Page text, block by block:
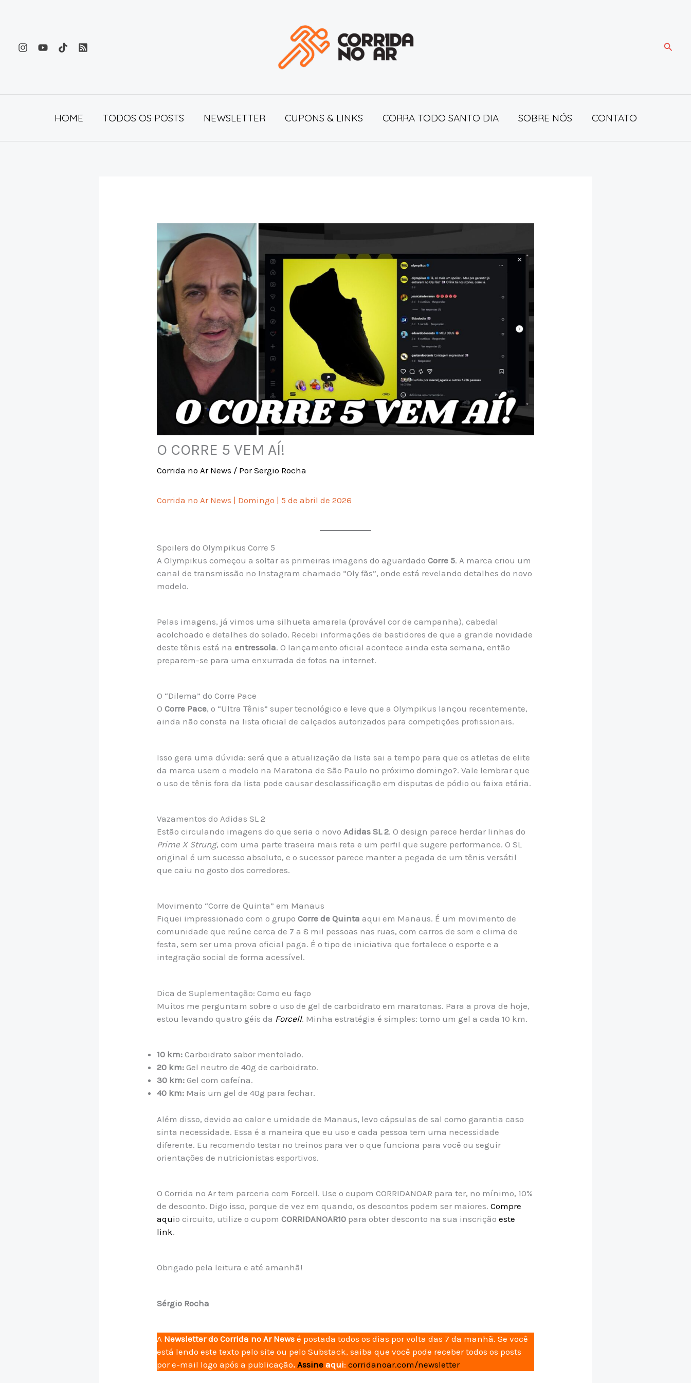
conteúdo
HOME TODOS OS POSTS NEWSLETTER CUPONS & LINKS CORRA TODO SANTO DIA SOBRE NÓS CONTATO
O CORRE 5 VEM AÍ!
Corrida no Ar News / PorSergio Rocha
Corrida no Ar News | Domingo | 5 de abril de 2026
Spoilers do Olympikus Corre 5
A Olympikus começou a soltar as primeiras imagens do aguardadoCorre 5. A marca criou um
canal de transmissão no Instagram chamado “Oly fãs”, onde está revelando detalhes do novo
modelo.
Pelas imagens, já vimos uma silhueta amarela (provável cor de campanha), cabedal
acolchoado e detalhes do solado. Recebi informações de bastidores de que a grande novidade
deste tênis está naentressola. O lançamento oficial acontece ainda esta semana, então
preparem-se para uma enxurrada de fotos na internet.
O “Dilema” do Corre Pace
OCorre Pace, o “Ultra Tênis” super tecnológico e leve que a Olympikus lançou recentemente,
ainda não consta na lista oficial de calçados autorizados para competições profissionais.
Isso gera uma dúvida: será que a atualização da lista sai a tempo para que os atletas de elite
da marca usem o modelo na Maratona de São Paulo no próximo domingo?. Vale lembrar que
o uso de tênis fora da lista pode causar desclassificação em disputas de pódio ou faixa etária.
Vazamentos do Adidas SL 2
Estão circulando imagens do que seria o novoAdidas SL 2. O design parece herdar linhas do
Prime X Strung, com uma parte traseira mais reta e um perfil que sugere performance. O SL
original é um sucesso absoluto, e o sucessor parece manter a pegada de um tênis versátil
que caiu no gosto dos corredores.
Movimento “Corre de Quinta” em Manaus
Fiquei impressionado com o grupoCorre de Quinta aqui em Manaus. É um movimento de
comunidade que reúne cerca de 7 a 8 mil pessoas nas ruas, com carros de som e clima de
festa, sem ser uma prova oficial paga. É o tipo de iniciativa que fortalece o esporte e a
integração social de forma acessível.
Dica de Suplementação: Como eu faço
Muitos me perguntam sobre o uso de gel de carboidrato em maratonas. Para a prova de hoje,
estou levando quatro géis da Forcell. Minha estratégia é simples: tomo um gel a cada 10 km.
10 km: Carboidrato sabor mentolado.
20 km: Gel neutro de 40g de carboidrato.
30 km: Gel com cafeína.
40 km: Mais um gel de 40g para fechar.
Além disso, devido ao calor e umidade de Manaus, levo cápsulas de sal como garantia caso
sinta necessidade. Essa é a maneira que eu uso e cada pessoa tem uma necessidade
diferente. Eu recomendo testar no treinos para ver o que funciona para você ou seguir
orientações de nutricionistas esportivos.
O Corrida no Ar tem parceria com Forcell. Use o cupom CORRIDANOAR para ter, no mínimo, 10%
de desconto. Digo isso, porque de vez em quando, os descontos podem ser maiores.Compre
aquio circuito, utilize o cupomCORRIDANOAR10 para obter desconto na sua inscriçãoeste
link.
Obrigado pela leitura e até amanhã!
Sérgio Rocha
A Newsletter do Corrida no Ar Newsé postada todos os dias por volta das 7 da manhã. Se você
está lendo este texto pelo site ou pelo Substack, saiba que você pode receber todos os posts
por e-mail logo após a publicação.Assineaqui:corridanoar.com/newsletter